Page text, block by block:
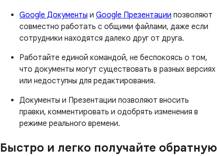
Google Документы и Google Презентации позволяют
совместно работать с общими файлами, даже если
сотрудники находятся далеко друг от друга.
Работайте единой командой, не беспокоясь о том,
что документы могут существовать в разных версиях
или недоступны для редактирования.
Документы и Презентации позволяют вносить
правки, комментировать и одобрять изменения в
режиме реального времени.
Быстро и легко получайте обратную